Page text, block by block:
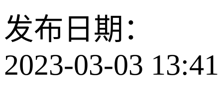
发布日期：
2023-03-03 13:41